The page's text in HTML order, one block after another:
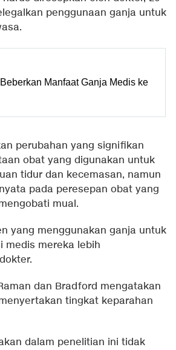
penggunaan ganja untuk
Manfaat Ganja Medis ke
perubahan yang signifikan
obat yang digunakan untuk
tidur dan kecemasan, namun
pada peresepan obat yang
mual.
yang menggunakan ganja untuk
medis mereka lebih
dan Bradford mengatakan
tingkat keparahan
dalam penelitian ini tidak